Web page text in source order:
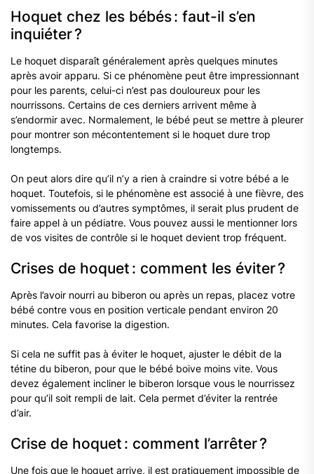
Hoquet chez les bébés : faut-il s’en
inquiéter ?
Le hoquet disparaît généralement après quelques minutes
après avoir apparu. Si ce phénomène peut être impressionnant
pour les parents, celui-ci n’est pas douloureux pour les
nourrissons. Certains de ces derniers arrivent même à
s’endormir avec. Normalement, le bébé peut se mettre à pleurer
pour montrer son mécontentement si le hoquet dure trop
longtemps.
On peut alors dire qu’il n’y a rien à craindre si votre bébé a le
hoquet. Toutefois, si le phénomène est associé à une fièvre, des
vomissements ou d’autres symptômes, il serait plus prudent de
faire appel à un pédiatre. Vous pouvez aussi le mentionner lors
de vos visites de contrôle si le hoquet devient trop fréquent.
Crises de hoquet : comment les éviter ?
Après l’avoir nourri au biberon ou après un repas, placez votre
bébé contre vous en position verticale pendant environ 20
minutes. Cela favorise la digestion.
Si cela ne suffit pas à éviter le hoquet, ajuster le débit de la
tétine du biberon, pour que le bébé boive moins vite. Vous
devez également incliner le biberon lorsque vous le nourrissez
pour qu’il soit rempli de lait. Cela permet d’éviter la rentrée
d’air.
Crise de hoquet : comment l’arrêter ?
Une fois que le hoquet arrive, il est pratiquement impossible de